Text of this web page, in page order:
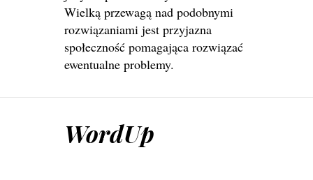
Wielką przewagą nad podobnymi
rozwiązaniami jest przyjazna
społeczność pomagająca rozwiązać
ewentualne problemy.
WordUp